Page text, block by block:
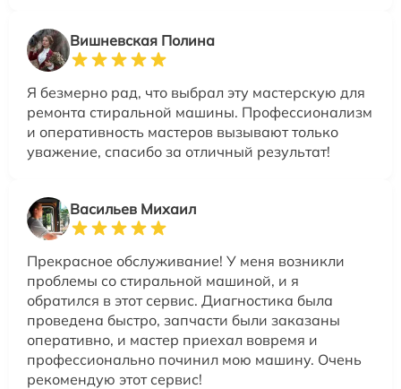
Вишневская Полина
Я безмерно рад, что выбрал эту мастерскую для
ремонта стиральной машины. Профессионализм
и оперативность мастеров вызывают только
уважение, спасибо за отличный результат!
Васильев Михаил
Прекрасное обслуживание! У меня возникли
проблемы со стиральной машиной, и я
обратился в этот сервис. Диагностика была
проведена быстро, запчасти были заказаны
оперативно, и мастер приехал вовремя и
профессионально починил мою машину. Очень
рекомендую этот сервис!